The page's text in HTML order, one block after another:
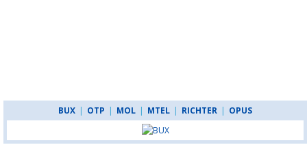
BUX | OTP | MOL | MTEL | RICHTER | OPUS